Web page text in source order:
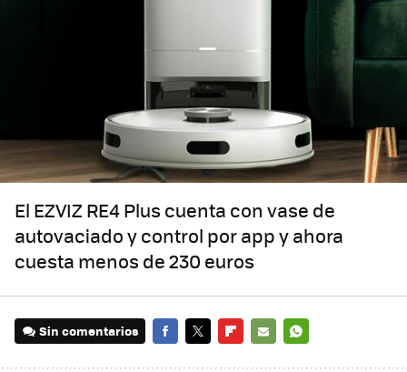
El EZVIZ RE4 Plus cuenta con vase de
autovaciado y control por app y ahora
cuesta menos de 230 euros
Sin comentarios